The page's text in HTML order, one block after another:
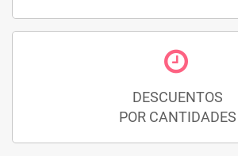
DESCUENTOS
POR CANTIDADES